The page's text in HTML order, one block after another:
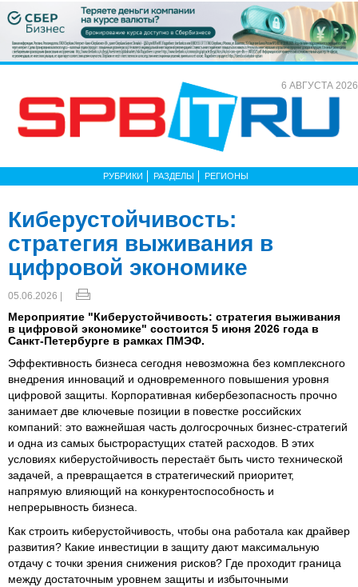
6 АВГУСТА 2026
РУБРИКИ РАЗДЕЛЫ РЕГИОНЫ
Киберустойчивость:
стратегия выживания в
цифровой экономике
05.06.2026 |
Мероприятие "Киберустойчивость: стратегия выживания
в цифровой экономике" состоится 5 июня 2026 года в
Санкт-Петербурге в рамках ПМЭФ.
Эффективность бизнеса сегодня невозможна без комплексного
внедрения инноваций и одновременного повышения уровня
цифровой защиты. Корпоративная кибербезопасность прочно
занимает две ключевые позиции в повестке российских
компаний: это важнейшая часть долгосрочных бизнес-стратегий
и одна из самых быстрорастущих статей расходов. В этих
условиях киберустойчивость перестаёт быть чисто технической
задачей, а превращается в стратегический приоритет,
напрямую влияющий на конкурентоспособность и
непрерывность бизнеса.
Как строить киберустойчивость, чтобы она работала как драйвер
развития? Какие инвестиции в защиту дают максимальную
отдачу с точки зрения снижения рисков? Где проходит граница
между достаточным уровнем защиты и избыточными